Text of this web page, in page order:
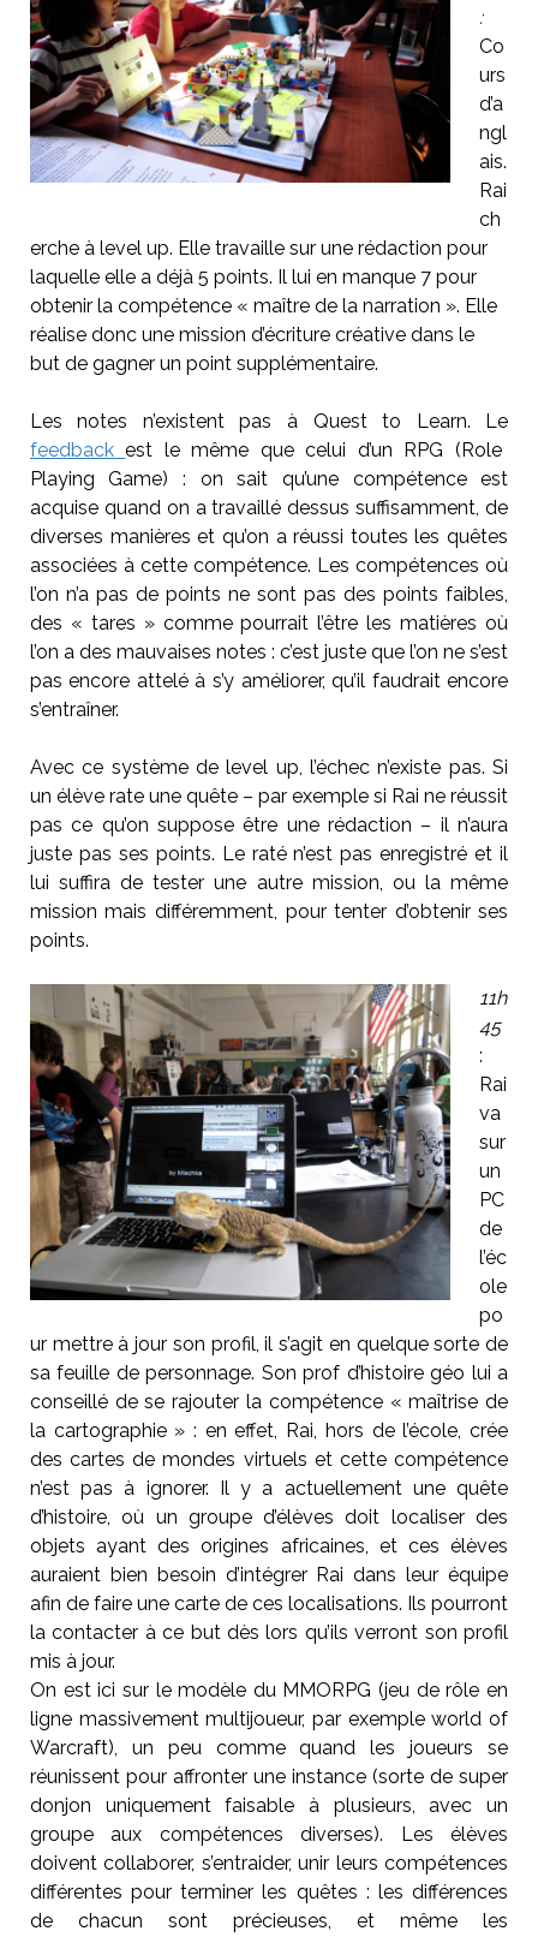
:
Co
urs
d’a
ngl
ais.
Rai
ch
erche à level up. Elle travaille sur une rédaction pour
laquelle elle a déjà 5 points. Il lui en manque 7 pour
obtenir la compétence « maître de la narration ». Elle
réalise donc une mission d’écriture créative dans le
but de gagner un point supplémentaire.
Les notes n’existent pas à Quest to Learn. Le
feedbackest le même que celui d’un RPG (Role
Playing Game) : on sait qu’une compétence est
acquise quand on a travaillé dessus suffisamment, de
diverses manières et qu’on a réussi toutes les quêtes
associées à cette compétence. Les compétences où
l’on n’a pas de points ne sont pas des points faibles,
des « tares » comme pourrait l’être les matières où
l’on a des mauvaises notes : c’est juste que l’on ne s’est
pas encore attelé à s’y améliorer, qu’il faudrait encore
s’entraîner.
Avec ce système de level up, l’échec n’existe pas. Si
un élève rate une quête – par exemple si Rai ne réussit
pas ce qu’on suppose être une rédaction – il n’aura
juste pas ses points. Le raté n’est pas enregistré et il
lui suffira de tester une autre mission, ou la même
mission mais différemment, pour tenter d’obtenir ses
points.
11h
45
:
Rai
va
sur
un
PC
de
l’éc
ole
po
ur mettre à jour son profil, il s’agit en quelque sorte de
sa feuille de personnage. Son prof d’histoire géo lui a
conseillé de se rajouter la compétence « maîtrise de
la cartographie » : en effet, Rai, hors de l’école, crée
des cartes de mondes virtuels et cette compétence
n’est pas à ignorer. Il y a actuellement une quête
d’histoire, où un groupe d’élèves doit localiser des
objets ayant des origines africaines, et ces élèves
auraient bien besoin d’intégrer Rai dans leur équipe
afin de faire une carte de ces localisations. Ils pourront
la contacter à ce but dès lors qu’ils verront son profil
mis à jour.
On est ici sur le modèle du MMORPG (jeu de rôle en
ligne massivement multijoueur, par exemple world of
Warcraft), un peu comme quand les joueurs se
réunissent pour affronter une instance (sorte de super
donjon uniquement faisable à plusieurs, avec un
groupe aux compétences diverses). Les élèves
doivent collaborer, s’entraider, unir leurs compétences
différentes pour terminer les quêtes : les différences
de chacun sont précieuses, et même les